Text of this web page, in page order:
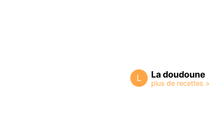
L La doudoune